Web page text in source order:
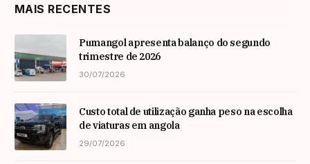
MAIS RECENTES
Pumangol apresenta balanço do segundo
trimestre de 2026
30/07/2026
Custo total de utilização ganha peso na escolha
de viaturas em angola
29/07/2026